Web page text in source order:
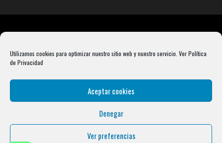
Utilizamos cookies para optimizar nuestro sitio web y nuestro servicio. Ver Política
de Privacidad
Aceptar cookies
Denegar
Ver preferencias
Rebel Barbell S.L. B66099904 Pasaje Rustullet 18, 08041 (Barcelona)
info@condalcrossfit.com © Copyright 2025 Condal Crossfit -Blog-Política de
Política de Cookies -Aviso Legal| Designed by